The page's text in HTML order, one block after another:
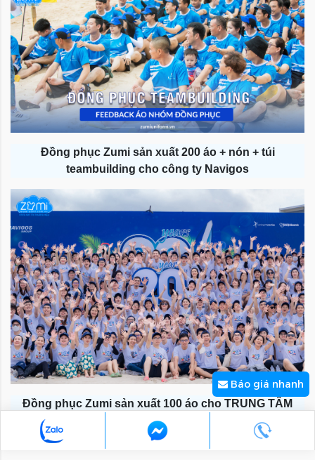
Đồng phục Zumi sản xuất 200 áo + nón + túi
teambuilding cho công ty Navigos
Đồng phục Zumi sản xuất 100 áo cho TRUNG TÂM
ANH NGỮ ILA
Báo giá nhanh